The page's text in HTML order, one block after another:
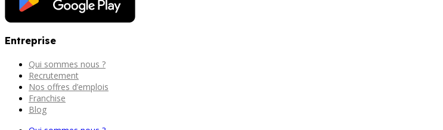
Entreprise
Qui sommes nous ?
Recrutement
Nos offres d’emplois
Franchise
Blog